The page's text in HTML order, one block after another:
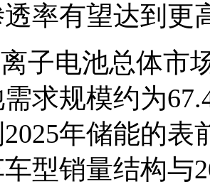
率有望达到更
子电池总体市
求规模约为
年储能的
型销量结构与